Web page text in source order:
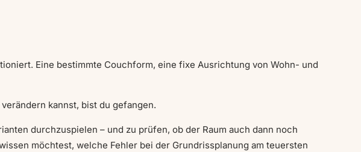
Eine bestimmte Couchform, eine fixe Ausrichtung von Wohn- und
kannst, bist du gefangen.
durchzuspielen – und zu prüfen, ob der Raum auch dann noch
möchtest, welche Fehler bei der Grundrissplanung am teuersten